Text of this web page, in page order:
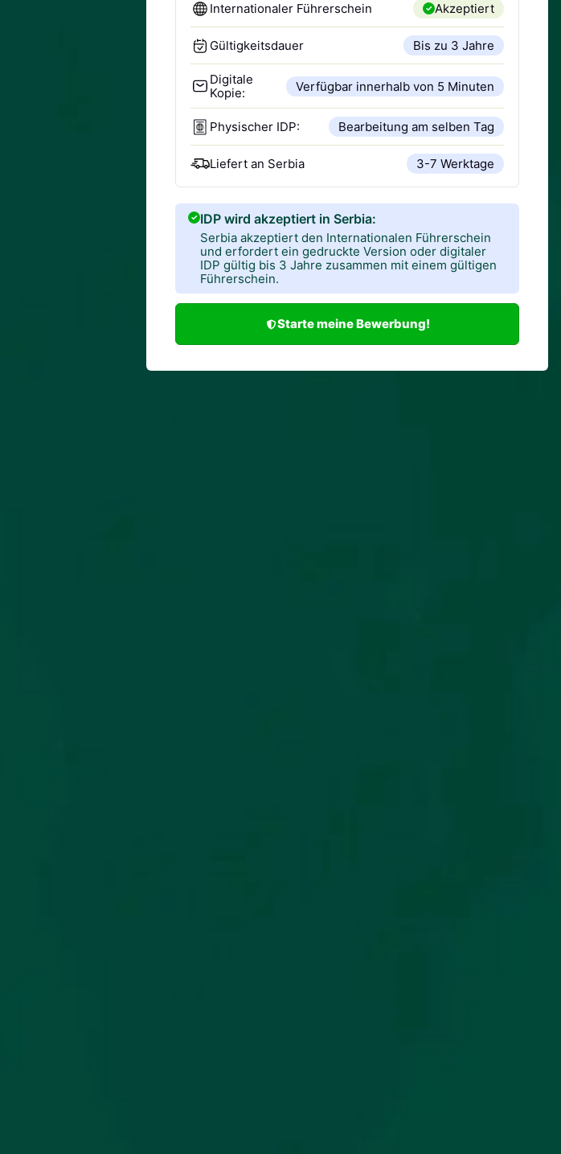
Internationaler Führerschein Akzeptiert
Gültigkeitsdauer Bis zu 3 Jahre
Digitale
Kopie:
Verfügbar innerhalb von 5 Minuten
Physischer IDP: Bearbeitung am selben Tag
Liefert an Serbia 3-7 Werktage
IDP wird akzeptiert in Serbia:
Serbia akzeptiert den Internationalen Führerschein
und erfordert ein gedruckte Version oder digitaler
IDP gültig bis 3 Jahre zusammen mit einem gültigen
Führerschein.
Starte meine Bewerbung!